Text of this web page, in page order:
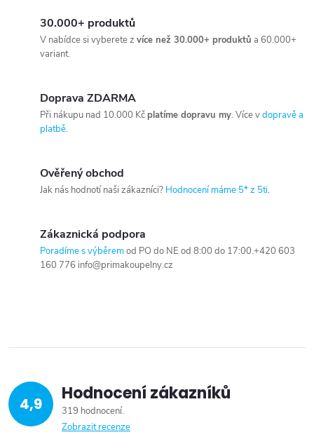
30.000+ produktů
V nabídce si vyberete z více než 30.000+ produktů a 60.000+
variant.
Doprava ZDARMA
Při nákupu nad 10.000 Kčplatíme dopravu my. Více vdopravě a
platbě.
Ověřený obchod
Jak nás hodnotí naši zákazníci? Hodnocení máme 5* z 5ti.
Zákaznická podpora
Poradíme s výběremod PO do NE od 8:00 do 17:00.+420 603
160 776 info@primakoupelny.cz
4,9 Hodnocení zákazníků
319 hodnocení
Zobrazit recenze